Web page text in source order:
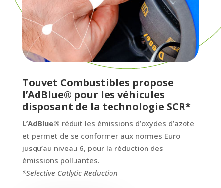
Touvet Combustibles propose
l’AdBlue® pour les véhicules
disposant de la technologie SCR*
L’AdBlue® réduit les émissions d’oxydes d’azote
et permet de se conformer aux normes Euro
jusqu’au niveau 6, pour la réduction des
émissions polluantes.
*Selective Catlytic Reduction